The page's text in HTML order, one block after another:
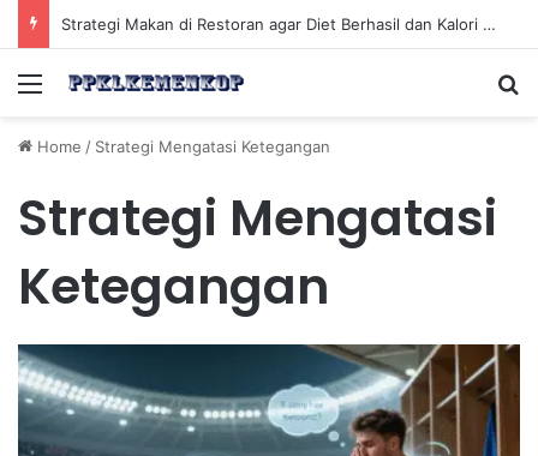
Strategi Makan di Restoran agar Diet Berhasil dan Kalori Tetap Terkontrol
Menu
Home / Strategi Mengatasi Ketegangan
Strategi Mengatasi
Ketegangan